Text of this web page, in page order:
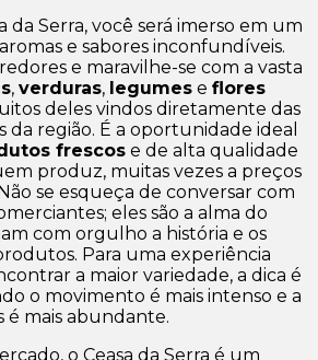
da Serra, você será imerso em um
e sabores inconfundíveis.
e maravilhe-se com a vasta
, verduras, legumes e flores
deles vindos diretamente das
da região. É a oportunidade ideal
frescos e de alta qualidade
produz, muitas vezes a preços
se esqueça de conversar com
eles são a alma do
com orgulho a história e os
Para uma experiência
a maior variedade, a dica é
o movimento é mais intenso e a
mais abundante.
o Ceasa da Serra é um